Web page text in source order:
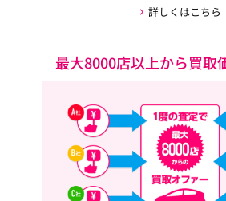
詳しくはこちら
最大8000店以上から買取